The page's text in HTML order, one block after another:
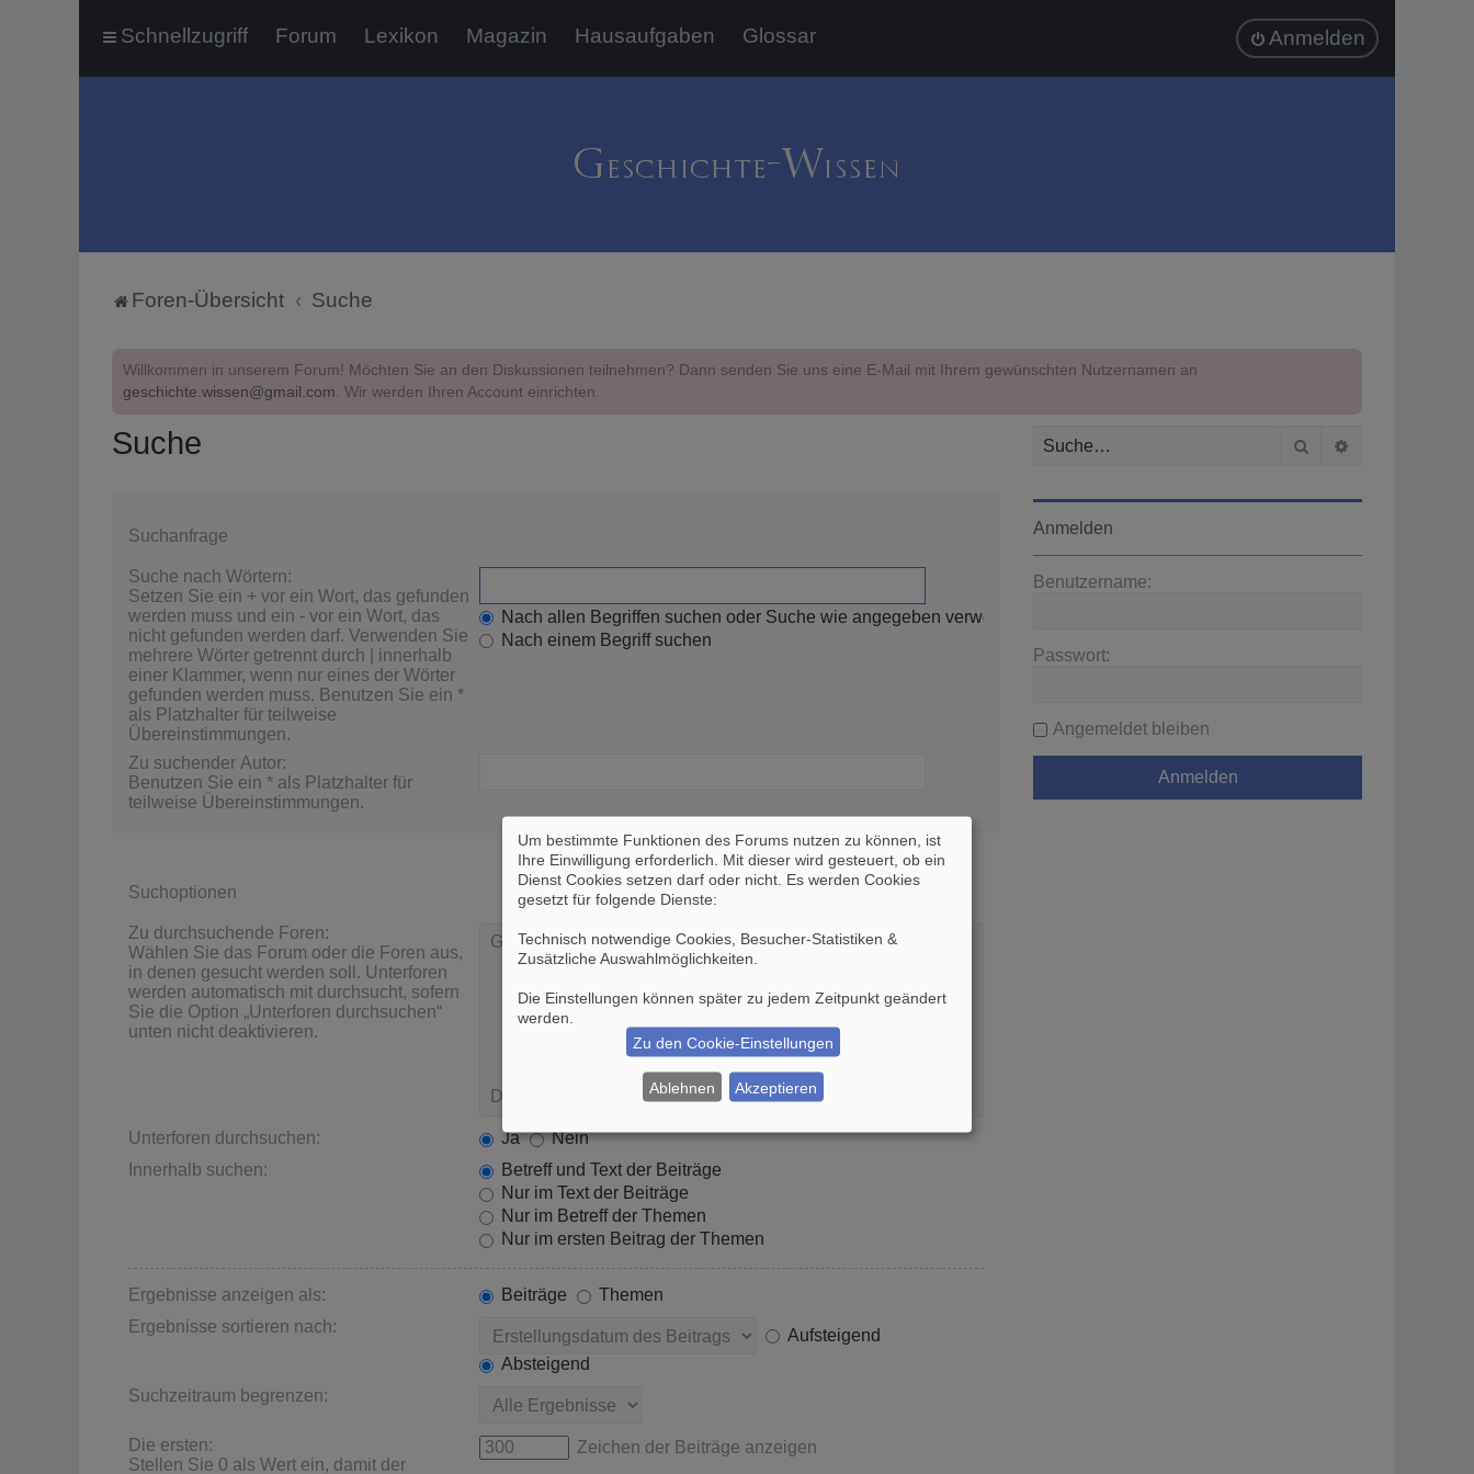
Schnellzugriff Forum Lexikon Magazin Hausaufgaben Glossar Anmelden
Foren-Übersicht Suche
Willkommen in unserem Forum! Möchten Sie an den Diskussionen teilnehmen? Dann senden Sie uns eine E-Mail mit Ihrem gewünschten Nutzernamen an
geschichte.wissen@gmail.com. Wir werden Ihren Account einrichten.
Suche
Suchanfrage
Suche nach Wörtern:
Setzen Sie ein + vor ein Wort, das gefunden
werden muss und ein - vor ein Wort, das
nicht gefunden werden darf. Verwenden Sie
mehrere Wörter getrennt durch
innerhalb
einer Klammer, wenn nur eines der Wörter
gefunden werden muss. Benutzen Sie ein *
als Platzhalter für teilweise
Übereinstimmungen.
Nach allen Begriffen suchen oder Suche wie angegeben verwenden
Nach einem Begriff suchen
Zu suchender Autor:
Benutzen Sie ein * als Platzhalter für
teilweise Übereinstimmungen.
Suchoptionen
Zu durchsuchende Foren:
Wählen Sie das Forum oder die Foren aus,
in denen gesucht werden soll. Unterforen
werden automatisch mit durchsucht, sofern
Sie die Option „Unterforen durchsuchen“
unten nicht deaktivieren.
Unterforen durchsuchen: Ja
Nein
Innerhalb suchen:
Betreff und Text der Beiträge
Nur im Text der Beiträge
Nur im Betreff der Themen
Nur im ersten Beitrag der Themen
Ergebnisse anzeigen als: Beiträge
Themen
Ergebnisse sortieren nach:
Aufsteigend
Absteigend
Suchzeitraum begrenzen:
Die ersten:
Stellen Sie 0 als Wert ein, damit der
Zeichen der Beiträge anzeigen
Suche
Anmelden
Benutzername:
Passwort:
Angemeldet bleiben
Um bestimmte Funktionen des Forums nutzen zu können, ist
Ihre Einwilligung erforderlich. Mit dieser wird gesteuert, ob ein
Dienst Cookies setzen darf oder nicht. Es werden Cookies
gesetzt für folgende Dienste:
Technisch notwendige Cookies, Besucher-Statistiken &
Zusätzliche Auswahlmöglichkeiten
Die Einstellungen können später zu jedem Zeitpunkt geändert
werden.
Zu den Cookie-Einstellungen
Ablehnen Akzeptieren